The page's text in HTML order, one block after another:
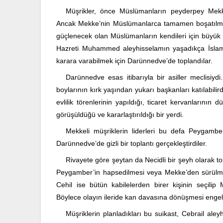
Müşrikler, önce Müslümanların peyderpey
Ancak Mekke’nin Müslümanlarca tamamen
güçlenecek olan Müslümanların kendileri için
Hazreti Muhammed aleyhisselamın yaşadıkça
karara varabilmek için Darünnedve’de toplandılar.
Darünnedve esas itibarıyla bir asiller
boylarının kırk yaşından yukarı başkanları
evlilik törenlerinin yapıldığı, ticaret
görüşüldüğü ve kararlaştırıldığı bir yerdi.
Mekkeli müşriklerin liderleri bu defa
Darünnedve’de gizli bir toplantı gerçekleştirdiler.
Rivayete göre şeytan da Necidli bir şeyh olarak
Peygamber’in hapsedilmesi veya Mekke’den
Cehil ise bütün kabilelerden birer kişinin seçilip
Böylece olayın ileride kan davasına dönüşmesi
Müşriklerin planladıkları bu suikast, Cebrail